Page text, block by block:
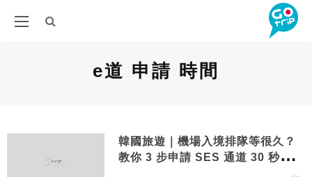
e道 申請 時間
韓國旅遊｜機場入境排隊等很久？
教你 3 步申請 SES 通道 30 秒入境